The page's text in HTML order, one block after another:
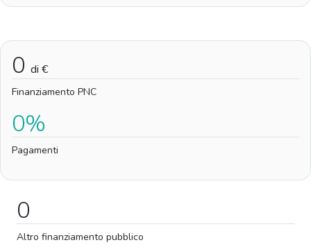
0 di €
Finanziamento PNC
0%
Pagamenti
0
Altro finanziamento pubblico